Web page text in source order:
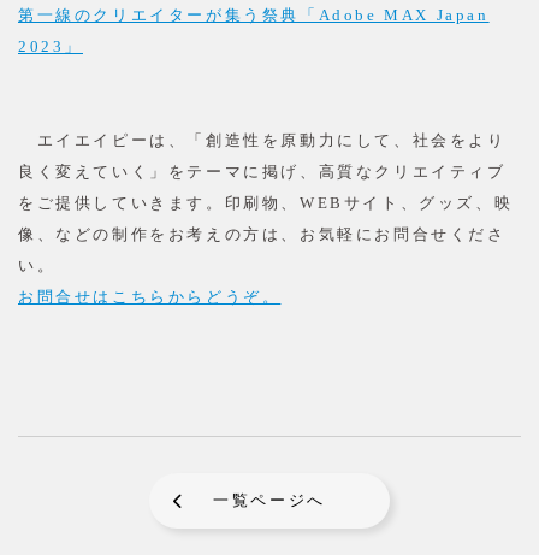
第一線のクリエイターが集う祭典「Adobe MAX Japan
2023」
エイエイピーは、「創造性を原動力にして、社会をより
良く変えていく」をテーマに掲げ、高質なクリエイティブ
をご提供していきます。印刷物、WEBサイト、グッズ、映
像、などの制作をお考えの方は、お気軽にお問合せくださ
い。
お問合せはこちらからどうぞ。
一覧ページへ